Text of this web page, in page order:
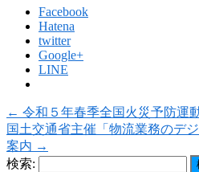
Facebook
Hatena
twitter
Google+
LINE
← 令和５年春季全国火災予防運
国土交通省主催「物流業務のデ
案内 →
検索: